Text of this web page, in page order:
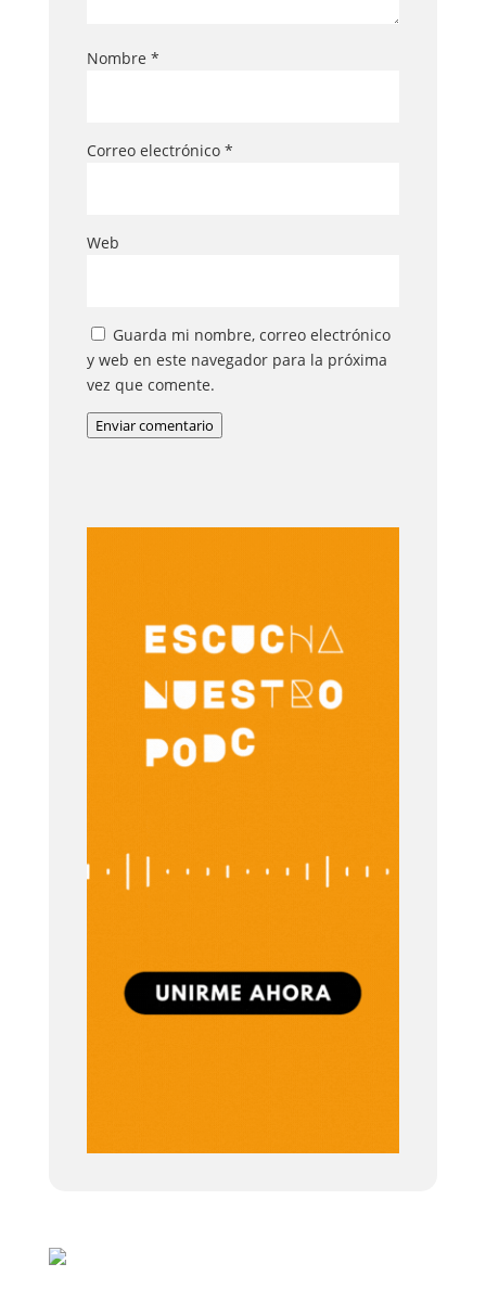
Nombre *
Correo electrónico *
Web
Guarda mi nombre, correo electrónico
y web en este navegador para la próxima
vez que comente.
Enviar comentario